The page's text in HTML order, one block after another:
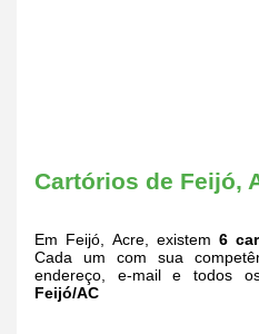
Cartórios de Feijó,
Em Feijó, Acre, existem 6
Cada um com sua
endereço, e-mail e todos
Feijó/AC